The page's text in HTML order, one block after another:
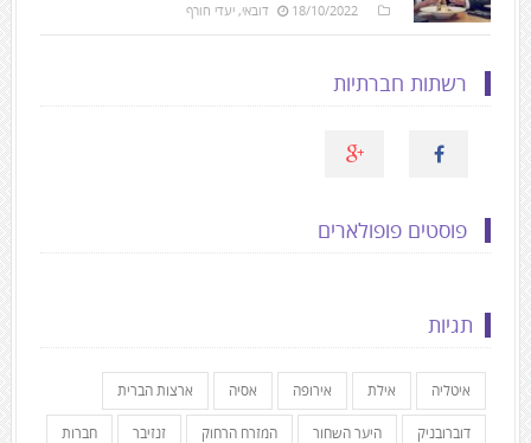
18/10/2022 דובאי, יעדי חורף
רשתות חברתיות
פוסטים פופולארים
תגיות
איטליה אילת אירופה אסיה ארצות הברית
דוברובניק היער השחור המזרח הרחוק זנזיבר חברות